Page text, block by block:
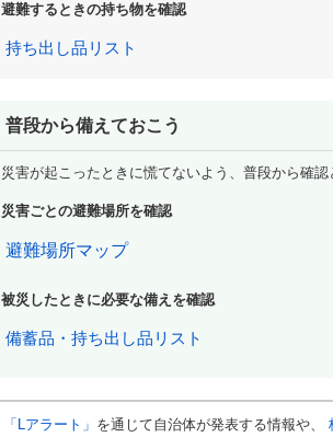
避難するときの持ち物を確認
持ち出し品リスト
普段から備えておこう
災害が起こったときに慌てないよう、普段から確認
災害ごとの避難場所を確認
避難場所マップ
被災したときに必要な備えを確認
備蓄品・持ち出し品リスト
「Lアラート」 を通じて自治体が発表する情報や、